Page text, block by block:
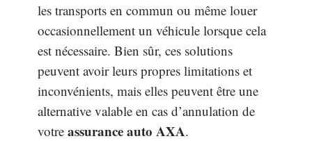
les transports en commun ou même louer
occasionnellement un véhicule lorsque cela
est nécessaire. Bien sûr, ces solutions
peuvent avoir leurs propres limitations et
inconvénients, mais elles peuvent être une
alternative valable en cas d’annulation de
votre assurance auto AXA.